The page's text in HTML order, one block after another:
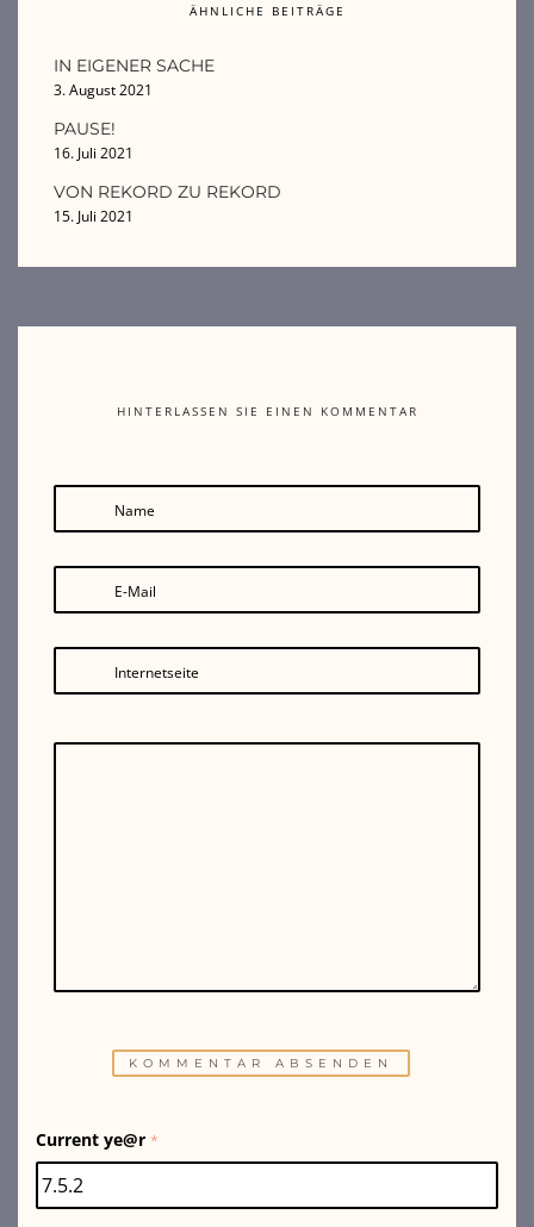
ÄHNLICHE BEITRÄGE
IN EIGENER SACHE
3. August 2021
PAUSE!
16. Juli 2021
VON REKORD ZU REKORD
15. Juli 2021
HINTERLASSEN SIE EINEN KOMMENTAR
Name
E-Mail
Internetseite
Current ye@r *